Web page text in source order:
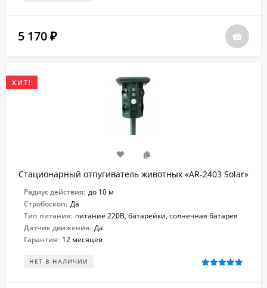
5 170 ₽
ХИТ!
Стационарный отпугиватель животных «AR-2403 Solar»
Радиус действия: до 10 м
Стробоскоп: Да
Тип питания: питание 220В, батарейки, солнечная батарея
Датчик движения: Да
Гарантия: 12 месяцев
НЕТ В НАЛИЧИИ